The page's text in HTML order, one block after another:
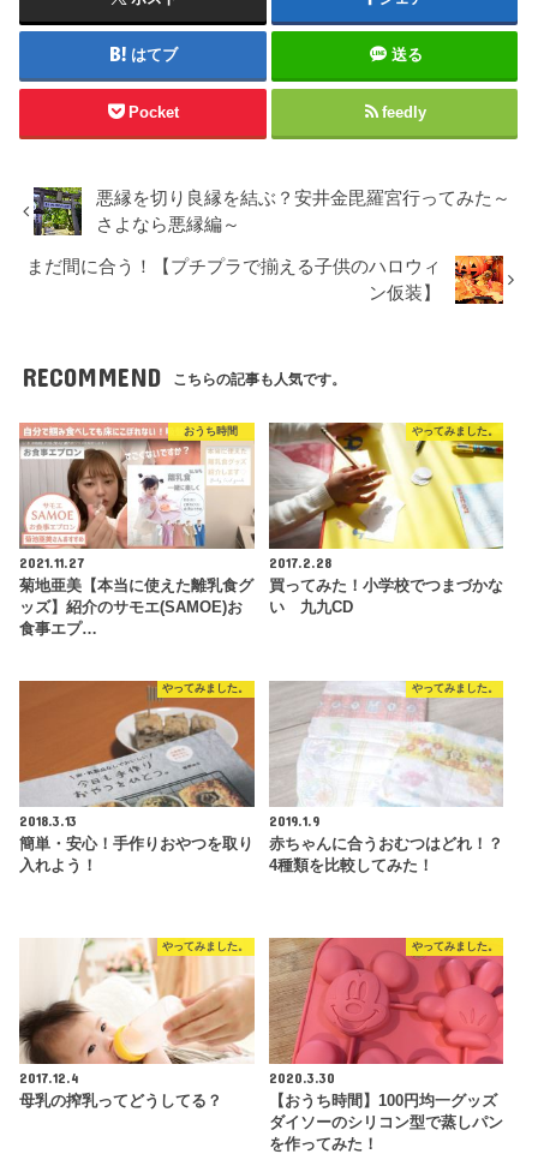
はてブ 送る
Pocket feedly
悪縁を切り良縁を結ぶ？安井金毘羅宮行ってみた～
さよなら悪縁編～
まだ間に合う！【プチプラで揃える子供のハロウィ
ン仮装】
RECOMMEND こちらの記事も人気です。
おうち時間
2021.11.27
菊地亜美【本当に使えた離乳食グ
ッズ】紹介のサモエ(SAMOE)お
食事エプ…
やってみました。
2017.2.28
買ってみた！小学校でつまづかな
い 九九CD
やってみました。
2018.3.13
簡単・安心！手作りおやつを取り
入れよう！
やってみました。
2019.1.9
赤ちゃんに合うおむつはどれ！？
4種類を比較してみた！
やってみました。
2017.12.4
母乳の搾乳ってどうしてる？
やってみました。
2020.3.30
【おうち時間】100円均一グッズ
ダイソーのシリコン型で蒸しパン
を作ってみた！